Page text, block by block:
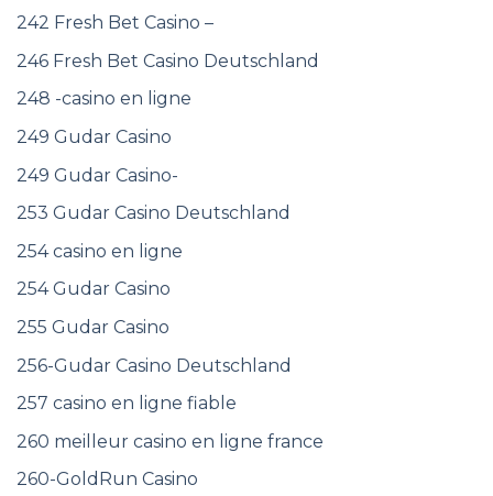
242 Fresh Bet Casino –
246 Fresh Bet Casino Deutschland
248 -casino en ligne
249 Gudar Casino
249 Gudar Casino-
253 Gudar Casino Deutschland
254 casino en ligne
254 Gudar Casino
255 Gudar Casino
256-Gudar Casino Deutschland
257 casino en ligne fiable
260 meilleur casino en ligne france
260-GoldRun Casino